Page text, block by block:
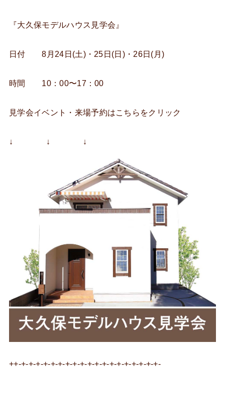
『大久保モデルハウス見学会』
日付 8月24日(土)・25日(日)・26日(月)
時間 10：00〜17：00
見学会イベント・来場予約はこちらをクリック
↓ ↓ ↓
++-+-+-+-+-+-+-+-+-+-+-+-+-+-+-+-+-+-+-+-